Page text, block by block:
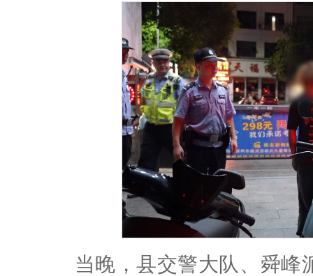
当晚，县交警大队、舜峰